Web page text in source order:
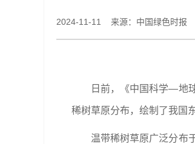
2024-11-11 来源：中国绿色时报
日前，《中国科学—地
稀树草原分布，绘制了我国
温带稀树草原广泛分布